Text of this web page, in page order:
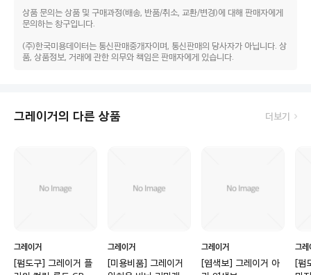
상품 문의는 상품 및 구매과정(배송, 반품/취소, 교환/변경)에 대해 판매자에게
문의하는 창구입니다.
(주)한국미용데이터는 통신판매중개자이며, 통신판매의 당사자가 아닙니다. 상
품, 상품정보, 거래에 관한 의무와 책임은 판매자에게 있습니다.
그레이거의 다른 상품 더보기
그레이거
[펌도구] 그레이거 플
그레이거
[미용비품] 그레이거
그레이거
[염색보] 그레이거 아
그레
[펌